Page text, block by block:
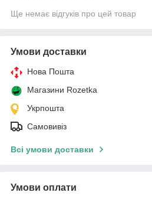
Ще немає відгуків про цей товар
Умови доставки
Нова Пошта
Магазини Rozetka
Укрпошта
Самовивіз
Всі умови доставки
Умови оплати